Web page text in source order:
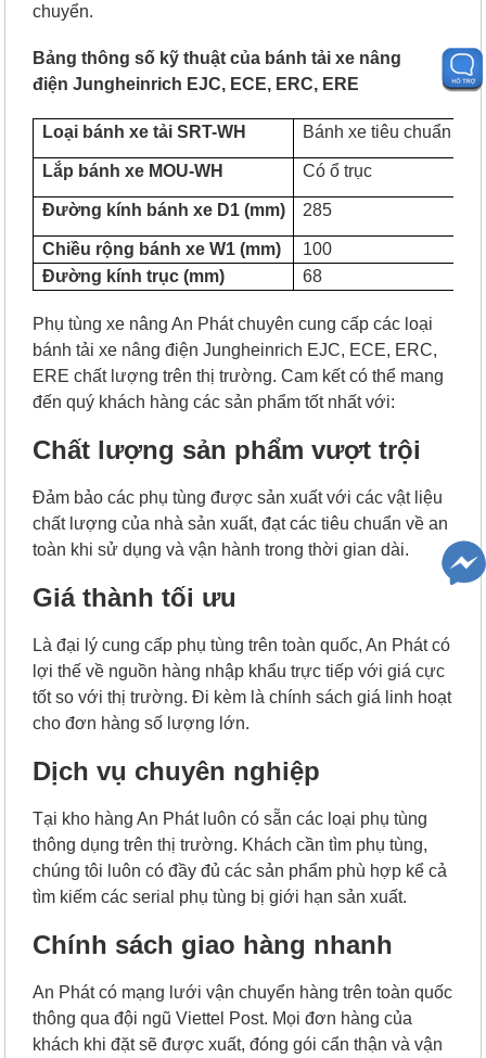
chuyển.
Bảng thông số kỹ thuật của bánh tải xe nâng
điện Jungheinrich EJC, ECE, ERC, ERE
Loại bánh xe tải SRT-WH Bánh xe tiêu chuẩn
Lắp bánh xe MOU-WH Có ổ trục
Đường kính bánh xe D1 (mm) 285
Chiều rộng bánh xe W1 (mm) 100
Đường kính trục (mm)
68
Phụ tùng xe nâng An Phát chuyên cung cấp các loại
bánh tải xe nâng điện Jungheinrich EJC, ECE, ERC,
ERE chất lượng trên thị trường. Cam kết có thể mang
đến quý khách hàng các sản phẩm tốt nhất với:
Chất lượng sản phẩm vượt trội
Đảm bảo các phụ tùng được sản xuất với các vật liệu
chất lượng của nhà sản xuất, đạt các tiêu chuẩn về an
toàn khi sử dụng và vận hành trong thời gian dài.
Giá thành tối ưu
Là đại lý cung cấp phụ tùng trên toàn quốc, An Phát có
lợi thế về nguồn hàng nhập khẩu trực tiếp với giá cực
tốt so với thị trường. Đi kèm là chính sách giá linh hoạt
cho đơn hàng số lượng lớn.
Dịch vụ chuyên nghiệp
Tại kho hàng An Phát luôn có sẵn các loại phụ tùng
thông dụng trên thị trường. Khách cần tìm phụ tùng,
chúng tôi luôn có đầy đủ các sản phẩm phù hợp kể cả
tìm kiếm các serial phụ tùng bị giới hạn sản xuất.
Chính sách giao hàng nhanh
An Phát có mạng lưới vận chuyển hàng trên toàn quốc
thông qua đội ngũ Viettel Post. Mọi đơn hàng của
khách khi đặt sẽ được xuất, đóng gói cẩn thận và vận